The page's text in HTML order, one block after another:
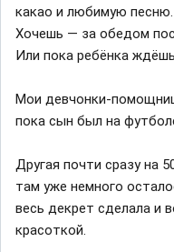
какао и любимую песню.
Хочешь — за обедом
Или пока ребёнка
Мои девчонки-
пока сын был на
Другая почти сразу на
там уже немного
весь декрет сделала и
красоткой.